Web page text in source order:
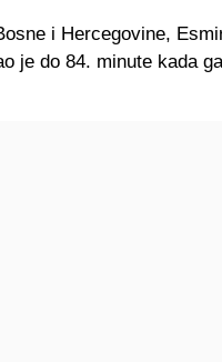
i Hercegovine,
je do 84. minute kada